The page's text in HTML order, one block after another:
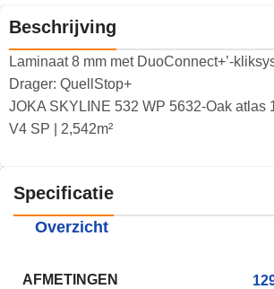
Beschrijving
Laminaat 8 mm met DuoConnect+’-
Drager: QuellStop+
JOKA SKYLINE 532 WP 5632-Oak atlas
V4 SP | 2,542m²
Specificatie
Overzicht
AFMETINGEN